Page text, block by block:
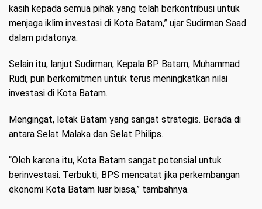
kasih kepada semua pihak yang telah berkontribusi untuk
menjaga iklim investasi di Kota Batam,” ujar Sudirman Saad
dalam pidatonya.
Selain itu, lanjut Sudirman, Kepala BP Batam, Muhammad
Rudi, pun berkomitmen untuk terus meningkatkan nilai
investasi di Kota Batam.
Mengingat, letak Batam yang sangat strategis. Berada di
antara Selat Malaka dan Selat Philips.
“Oleh karena itu, Kota Batam sangat potensial untuk
berinvestasi. Terbukti, BPS mencatat jika perkembangan
ekonomi Kota Batam luar biasa,” tambahnya.